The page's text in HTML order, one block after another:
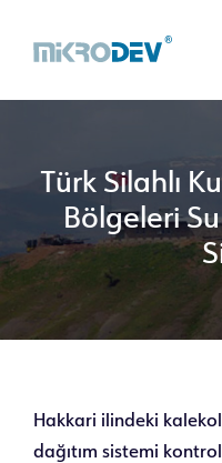
Türk Silahlı
Bölgeleri
Hakkari ilindeki
dağıtım sistemi